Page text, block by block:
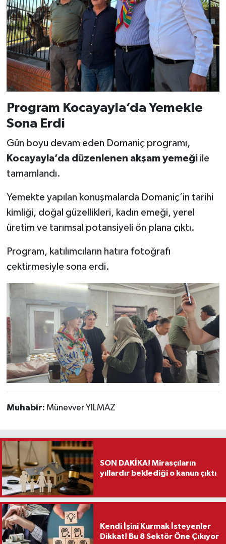
Program Kocayayla’da Yemekle
Sona Erdi
Gün boyu devam eden Domaniç programı,
Kocayayla’da düzenlenen akşam yemeğiile
tamamlandı.
Yemekte yapılan konuşmalarda Domaniç’in tarihi
kimliği, doğal güzellikleri, kadın emeği, yerel
üretim ve tarımsal potansiyeli ön plana çıktı.
Program, katılımcıların hatıra fotoğrafı
çektirmesiyle sona erdi.
Muhabir: Münevver YILMAZ
SON DAKİKA! Mirasçıların
yıllardır beklediği o kanun çıktı
Kendi İşini Kurmak İsteyenler
Dikkat! Bu 8 Sektör Öne Çıkıyor